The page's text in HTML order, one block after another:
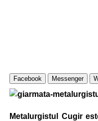
Facebook Messenger
Metalurgistul Cugir